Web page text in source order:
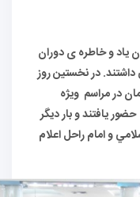
یاد و خاطره ی دوران
سال 57 را گرامی داشتند. در نخستين روز
در مراسم ویژه
یافتند و بار ديگر
و امام راحل اعلام